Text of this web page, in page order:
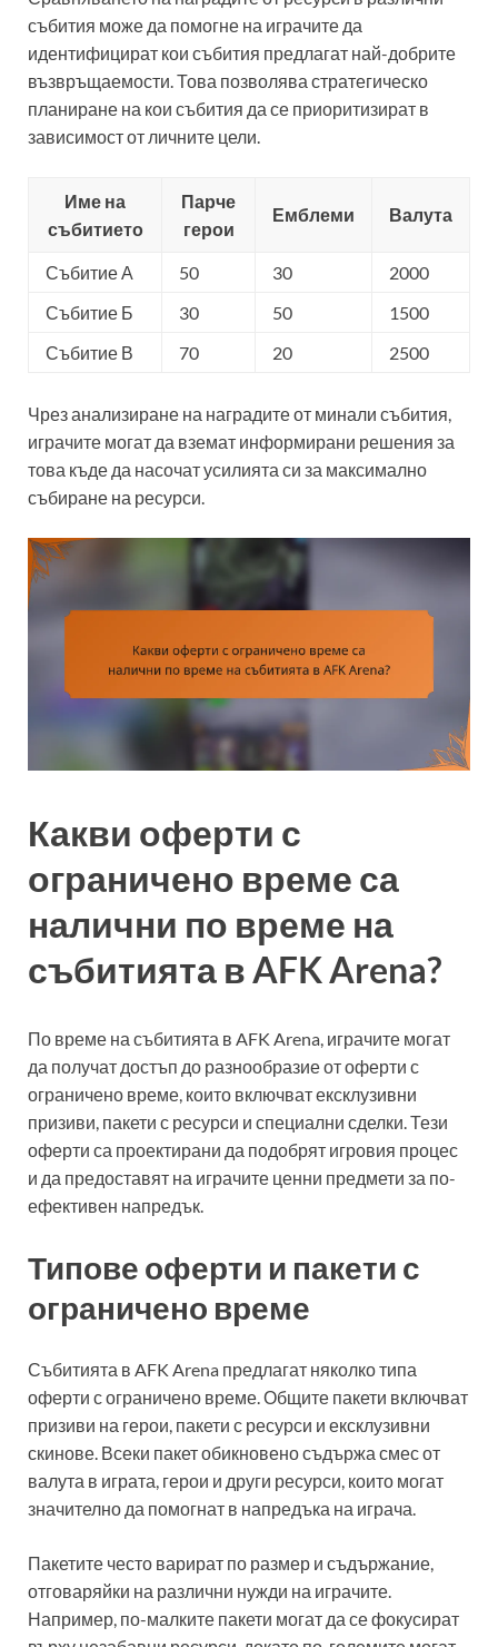
събития може да помогне на играчите да
идентифицират кои събития предлагат най-добрите
възвръщаемости. Това позволява стратегическо
планиране на кои събития да се приоритизират в
зависимост от личните цели.
Име на
събитието
Парче
герои
Емблеми Валута
Събитие А 50 30
2000
Събитие Б
30 50
1500
Събитие В
70 20 2500
Чрез анализиране на наградите от минали събития,
играчите могат да вземат информирани решения за
това къде да насочат усилията си за максимално
събиране на ресурси.
Какви оферти с
ограничено време са
налични по време на
събитията в AFK Arena?
По време на събитията в AFK Arena, играчите могат
да получат достъп до разнообразие от оферти с
ограничено време, които включват ексклузивни
призиви, пакети с ресурси и специални сделки. Тези
оферти са проектирани да подобрят игровия процес
и да предоставят на играчите ценни предмети за по-
ефективен напредък.
Типове оферти и пакети с
ограничено време
Събитията в AFK Arena предлагат няколко типа
оферти с ограничено време. Общите пакети включват
призиви на герои, пакети с ресурси и ексклузивни
скинове. Всеки пакет обикновено съдържа смес от
валута в играта, герои и други ресурси, които могат
значително да помогнат в напредъка на играча.
Пакетите често варират по размер и съдържание,
отговаряйки на различни нужди на играчите.
Например, по-малките пакети могат да се фокусират